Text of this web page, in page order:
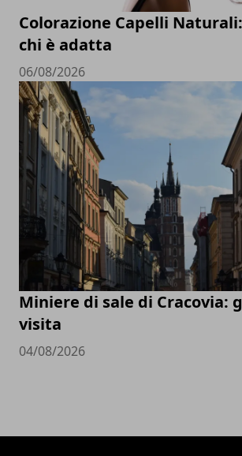
Colorazione Capelli
chi è adatta
06/08/2026
Miniere di sale di Cracovia:
visita
04/08/2026